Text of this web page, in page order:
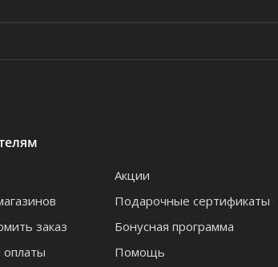
заказ
Акции
Подарочные сертификаты
Бонусная программа
Помощь